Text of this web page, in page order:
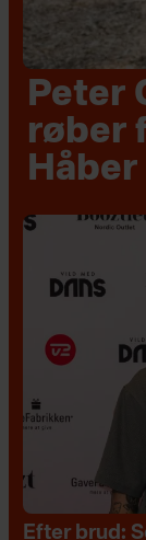
Peter
røber
Efter brud: